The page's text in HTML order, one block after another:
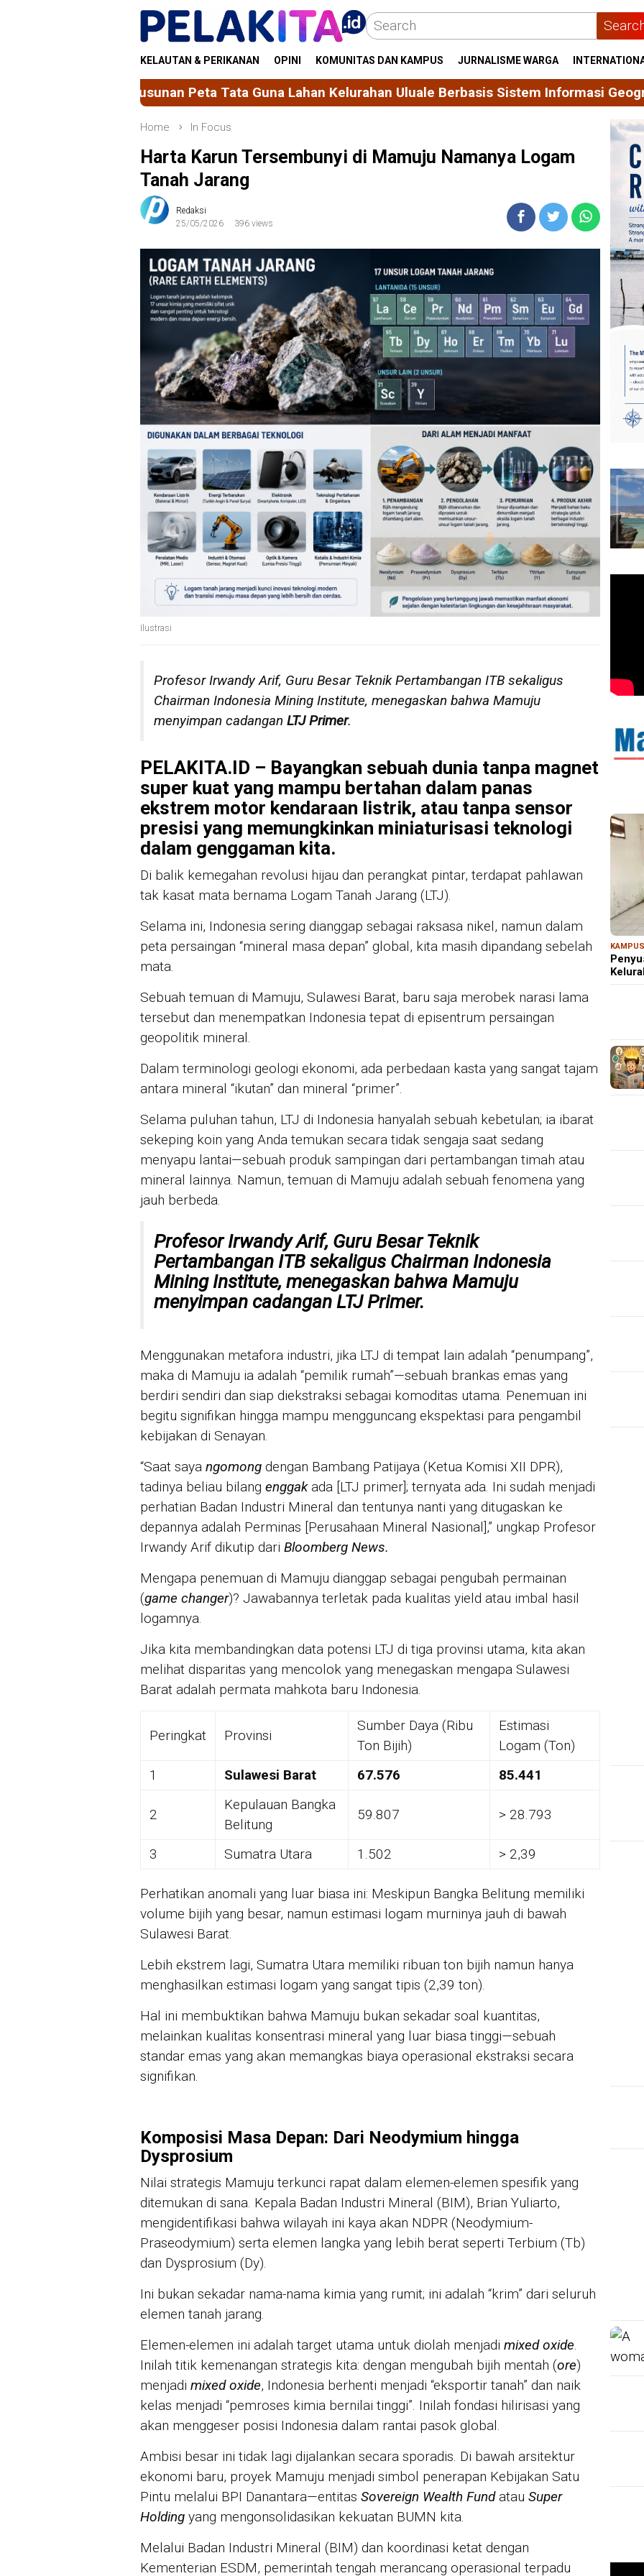
Skip
KELAUTAN & PERIKANAN OPINI KOMUNITAS DAN KAMPUS JURNALISME WARGA
Peta Tata Guna Lahan Kelurahan Uluale Berbasis Sistem Informasi Geografis (SIG) sebagai
Home In Focus
Harta Karun Tersembunyi di Mamuju Namanya Logam
Tanah Jarang
Redaksi
25/05/2026
396 views
Ilustrasi
Profesor Irwandy Arif, Guru Besar Teknik Pertambangan ITB sekaligus
Chairman Indonesia Mining Institute, menegaskan bahwa Mamuju
menyimpan cadangan LTJ Primer.
PELAKITA.ID – Bayangkan sebuah dunia tanpa magnet
super kuat yang mampu bertahan dalam panas
ekstrem motor kendaraan listrik, atau tanpa sensor
presisi yang memungkinkan miniaturisasi teknologi
dalam genggaman kita.
Di balik kemegahan revolusi hijau dan perangkat pintar, terdapat pahlawan
tak kasat mata bernama Logam Tanah Jarang (LTJ).
Selama ini, Indonesia sering dianggap sebagai raksasa nikel, namun dalam
peta persaingan “mineral masa depan” global, kita masih dipandang sebelah
mata.
Sebuah temuan di Mamuju, Sulawesi Barat, baru saja merobek narasi lama
tersebut dan menempatkan Indonesia tepat di episentrum persaingan
geopolitik mineral.
Dalam terminologi geologi ekonomi, ada perbedaan kasta yang sangat tajam
antara mineral “ikutan” dan mineral “primer”.
Selama puluhan tahun, LTJ di Indonesia hanyalah sebuah kebetulan; ia ibarat
sekeping koin yang Anda temukan secara tidak sengaja saat sedang
menyapu lantai—sebuah produk sampingan dari pertambangan timah atau
mineral lainnya. Namun, temuan di Mamuju adalah sebuah fenomena yang
jauh berbeda.
Profesor Irwandy Arif, Guru Besar Teknik
Pertambangan ITB sekaligus Chairman Indonesia
Mining Institute, menegaskan bahwa Mamuju
menyimpan cadangan LTJ Primer.
Menggunakan metafora industri, jika LTJ di tempat lain adalah “penumpang”,
maka di Mamuju ia adalah “pemilik rumah”—sebuah brankas emas yang
berdiri sendiri dan siap diekstraksi sebagai komoditas utama. Penemuan ini
begitu signifikan hingga mampu mengguncang ekspektasi para pengambil
kebijakan di Senayan.
“Saat saya ngomong dengan Bambang Patijaya (Ketua Komisi XII DPR),
tadinya beliau bilang enggakada [LTJ primer]; ternyata ada. Ini sudah menjadi
perhatian Badan Industri Mineral dan tentunya nanti yang ditugaskan ke
depannya adalah Perminas [Perusahaan Mineral Nasional],” ungkap Profesor
Irwandy Arif dikutip dari Bloomberg News.
Mengapa penemuan di Mamuju dianggap sebagai pengubah permainan
(game changer)? Jawabannya terletak pada kualitas yield atau imbal hasil
logamnya.
Jika kita membandingkan data potensi LTJ di tiga provinsi utama, kita akan
melihat disparitas yang mencolok yang menegaskan mengapa Sulawesi
Barat adalah permata mahkota baru Indonesia.
Peringkat Provinsi
Sumber Daya (Ribu
Ton Bijih)
Estimasi
Logam (Ton)
1
Sulawesi Barat 67.576 85.441
2
Kepulauan Bangka
Belitung
59.807 > 28.793
3 Sumatra Utara 1.502 > 2,39
Perhatikan anomali yang luar biasa ini: Meskipun Bangka Belitung memiliki
volume bijih yang besar, namun estimasi logam murninya jauh di bawah
Sulawesi Barat.
Lebih ekstrem lagi, Sumatra Utara memiliki ribuan ton bijih namun hanya
menghasilkan estimasi logam yang sangat tipis (2,39 ton).
Hal ini membuktikan bahwa Mamuju bukan sekadar soal kuantitas,
melainkan kualitas konsentrasi mineral yang luar biasa tinggi—sebuah
standar emas yang akan memangkas biaya operasional ekstraksi secara
signifikan.
Komposisi Masa Depan: Dari Neodymium hingga
Dysprosium
Nilai strategis Mamuju terkunci rapat dalam elemen-elemen spesifik yang
ditemukan di sana. Kepala Badan Industri Mineral (BIM), Brian Yuliarto,
mengidentifikasi bahwa wilayah ini kaya akan NDPR (Neodymium-
Praseodymium) serta elemen langka yang lebih berat seperti Terbium (Tb)
dan Dysprosium (Dy).
Ini bukan sekadar nama-nama kimia yang rumit; ini adalah “krim” dari seluruh
elemen tanah jarang.
Elemen-elemen ini adalah target utama untuk diolah menjadi mixed oxide.
Inilah titik kemenangan strategis kita: dengan mengubah bijih mentah (ore)
menjadi mixed oxide, Indonesia berhenti menjadi “eksportir tanah” dan naik
kelas menjadi “pemroses kimia bernilai tinggi”. Inilah fondasi hilirisasi yang
akan menggeser posisi Indonesia dalam rantai pasok global.
Ambisi besar ini tidak lagi dijalankan secara sporadis. Di bawah arsitektur
ekonomi baru, proyek Mamuju menjadi simbol penerapan Kebijakan Satu
Pintu melalui BPI Danantara—entitas Sovereign Wealth Fundatau Super
Holding yang mengonsolidasikan kekuatan BUMN kita.
Melalui Badan Industri Mineral (BIM) dan koordinasi ketat dengan
Kementerian ESDM, pemerintah tengah merancang operasional terpadu
KAMPUS